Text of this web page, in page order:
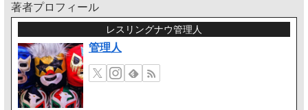
著者プロフィール
レスリングナウ管理人
管理人